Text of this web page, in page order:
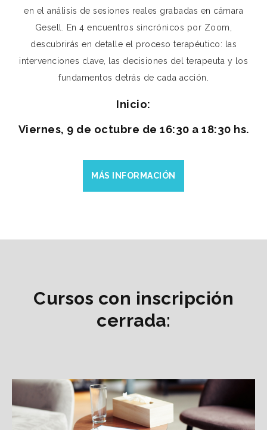
en el análisis de sesiones reales grabadas en cámara
Gesell. En 4 encuentros sincrónicos por Zoom,
descubrirás en detalle el proceso terapéutico: las
intervenciones clave, las decisiones del terapeuta y los
fundamentos detrás de cada acción.
Inicio:
Viernes, 9 de octubre de 16:30 a 18:30 hs.
MÁS INFORMACIÓN
Cursos con inscripción
cerrada: